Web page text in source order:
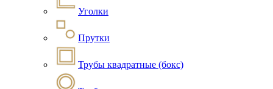
Уголки
Прутки
Трубы квадратные (бокс)